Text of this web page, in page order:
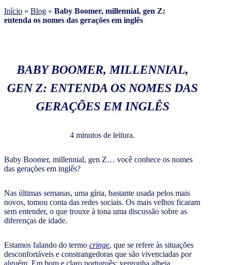
Início » Blog » Baby Boomer, millennial, gen Z:
entenda os nomes das gerações em inglês
BABY BOOMER, MILLENNIAL,
GEN Z: ENTENDA OS NOMES DAS
GERAÇÕES EM INGLÊS
4 minutos de leitura.
Baby Boomer, millennial, gen Z… você conhece os nomes
das gerações em inglês?
Nas últimas semanas, uma gíria, bastante usada pelos mais
novos, tomou conta das redes sociais. Os mais velhos ficaram
sem entender, o que trouxe à tona uma discussão sobre as
diferenças de idade.
Estamos falando do termo cringe, que se refere às situações
desconfortáveis e constrangedoras que são vivenciadas por